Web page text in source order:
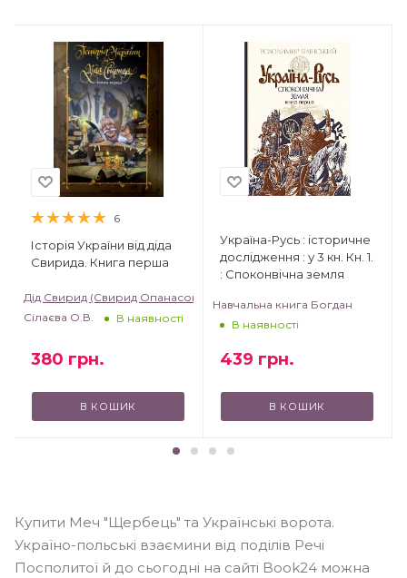
6
Історія України від діда
Свирида. Книга перша
Дід Свирид (Свирид Опанасович)
Сілаєва О.В.
В наявності
380 грн.
В КОШИК
Україна-Русь : історичне
дослідження : у 3 кн. Кн. 1.
: Споконвічна земля
Навчальна книга Богдан
В наявності
439 грн.
В КОШИК
Купити Меч "Щербець" та Українські ворота.
Україно-польські взаємини від поділів Речі
Посполитої й до сьогодні на сайті Book24 можна